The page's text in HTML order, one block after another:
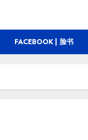
FACEBOOK | 脸书